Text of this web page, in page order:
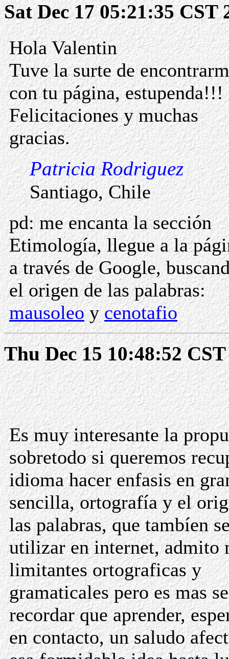
Sat Dec 17 05:21:35 CST
Hola Valentin
Tuve la surte de
con tu página, estupenda!!!
Felicitaciones y muchas
gracias.
Patricia Rodriguez
Santiago, Chile
pd: me encanta la sección
Etimología, llegue a la
a través de Google,
el origen de las palabras:
mausoleoycenotafio
Thu Dec 15 10:48:52 CST
Es muy interesante la
sobretodo si queremos
idioma hacer enfasis en
sencilla, ortografía y el
las palabras, que tambíen
utilizar en internet, admito
limitantes ortograficas y
gramaticales pero es mas
recordar que aprender,
en contacto, un saludo